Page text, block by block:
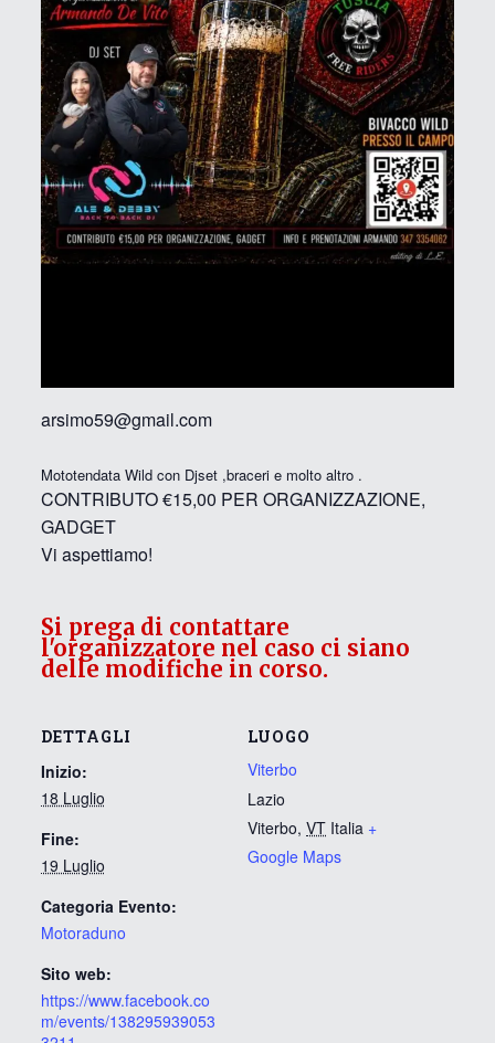
arsimo59@gmail.com
Mototendata Wild con Djset ,braceri e molto altro .
CONTRIBUTO €15,00 PER ORGANIZZAZIONE,
GADGET
Vi aspettiamo!
DETTAGLI
Inizio:
18 Luglio
Fine:
19 Luglio
Categoria Evento:
Motoraduno
Sito web:
https://www.facebook.co
m/events/138295939053
LUOGO
Viterbo
Lazio
Viterbo, VT Italia +
Google Maps
Si prega di contattare
l'organizzatore nel caso ci siano
delle modifiche in corso.